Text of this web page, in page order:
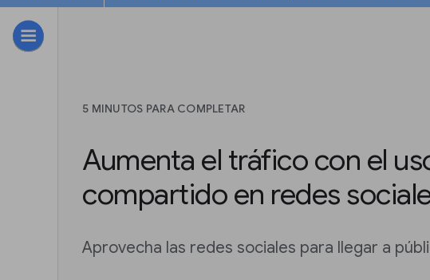
5 MINUTOS PARA COMPLETAR
Aumenta el tráfico con el
compartido en redes
Aprovecha las redes sociales para llegar a